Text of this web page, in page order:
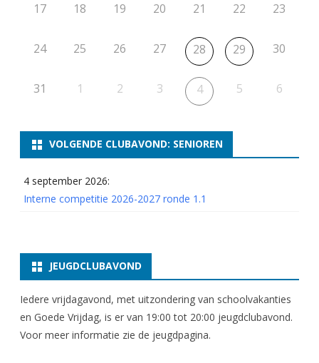
17 18 19 20 21 22 23
24 25 26 27 28 29 30
31 1 2 3 4 5 6
VOLGENDE CLUBAVOND: SENIOREN
4 september 2026:
Interne competitie 2026-2027 ronde 1.1
JEUGDCLUBAVOND
Iedere vrijdagavond, met uitzondering van schoolvakanties
en Goede Vrijdag, is er van 19:00 tot 20:00 jeugdclubavond.
Voor meer informatie zie de jeugdpagina.